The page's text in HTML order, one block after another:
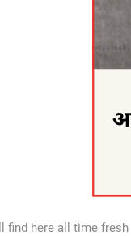
find here all time